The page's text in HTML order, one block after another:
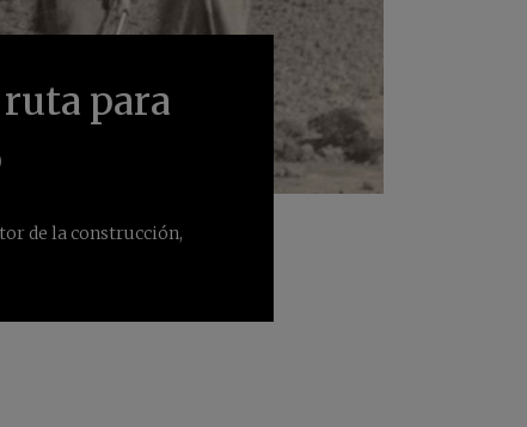
para
de la construcción,